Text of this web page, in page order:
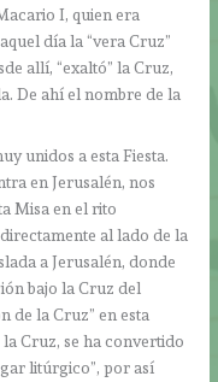
I, quien era
día la “vera Cruz”
allí, “exaltó” la Cruz,
De ahí el nombre de la
unidos a esta Fiesta.
en Jerusalén, nos
Misa en el rito
al lado de la
a Jerusalén, donde
bajo la Cruz del
de la Cruz” en esta
Cruz, se ha convertido
litúrgico”, por así